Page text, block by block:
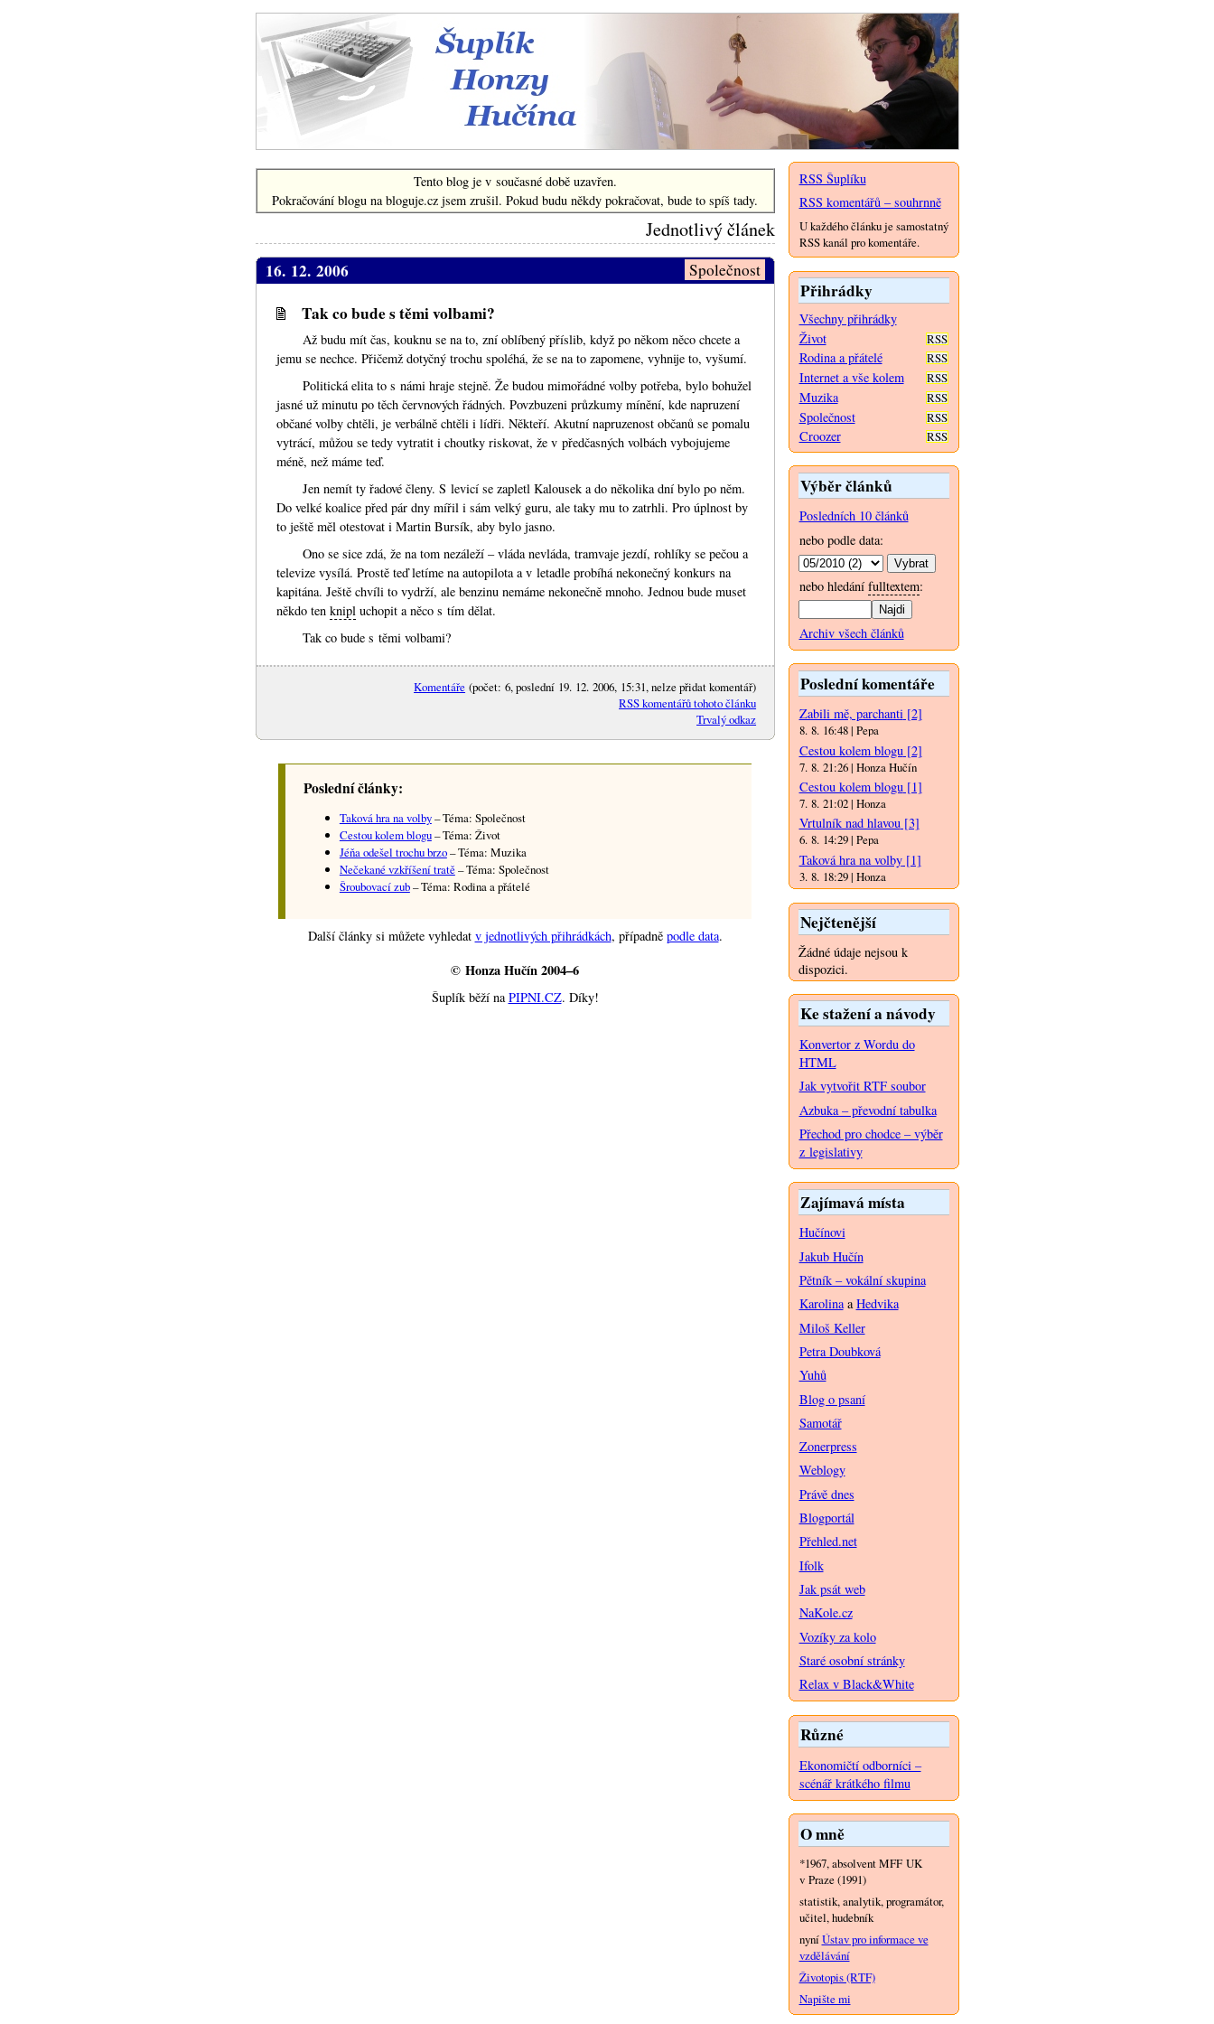
Šuplík Honzy Hučína
Tento blog je v současné době uzavřen.
Pokračování blogu na bloguje.cz jsem zrušil. Pokud budu někdy pokračovat, bude to spíš tady.
Jednotlivý článek
Společnost
16. 12. 2006
Tak co bude s těmi volbami?
Až budu mít čas, kouknu se na to, zní oblíbený příslib, když po někom něco chcete a
jemu se nechce. Přičemž dotyčný trochu spoléhá, že se na to zapomene, vyhnije to, vyšumí.
Politická elita to s námi hraje stejně. Že budou mimořádné volby potřeba, bylo bohužel
jasné už minutu po těch červnových řádných. Povzbuzeni průzkumy mínění, kde napruzení
občané volby chtěli, je verbálně chtěli i lídři. Někteří. Akutní napruzenost občanů se pomalu
vytrácí, můžou se tedy vytratit i choutky riskovat, že v předčasných volbách vybojujeme
méně, než máme teď.
Jen nemít ty řadové členy. S levicí se zapletl Kalousek a do několika dní bylo po něm.
Do velké koalice před pár dny mířil i sám velký guru, ale taky mu to zatrhli. Pro úplnost by
to ještě měl otestovat i Martin Bursík, aby bylo jasno.
Ono se sice zdá, že na tom nezáleží – vláda nevláda, tramvaje jezdí, rohlíky se pečou a
televize vysílá. Prostě teď letíme na autopilota a v letadle probíhá nekonečný konkurs na
kapitána. Ještě chvíli to vydrží, ale benzinu nemáme nekonečně mnoho. Jednou bude muset
někdo tenknipl uchopit a něco s tím dělat.
Tak co bude s těmi volbami?
Komentáře (počet: 6, poslední 19. 12. 2006, 15:31, nelze přidat komentář)
RSS komentářů tohoto článku
Trvalý odkaz
Poslední články:
Taková hra na volby– Téma: Společnost
Cestou kolem blogu– Téma: Život
Jéňa odešel trochu brzo– Téma: Muzika
Nečekané vzkříšení tratě– Téma: Společnost
Šroubovací zub– Téma: Rodina a přátelé
Další články si můžete vyhledat v jednotlivých přihrádkách, případně podle data.
© Honza Hučín 2004–6
Šuplík běží naPIPNI.CZ. Díky!
RSS Šuplíku
RSS komentářů – souhrnně
U každého článku je samostatný
RSS kanál pro komentáře.
Přihrádky
Všechny přihrádky
RSS
Život
RSS
Rodina a přátelé
RSS
Internet a vše kolem
RSS
Muzika
RSS
Společnost
RSS
Croozer
Výběr článků
Posledních 10 článků
nebo podle data:
nebo hledání fulltextem:
Archiv všech článků
Poslední komentáře
Zabili mě, parchanti[2]
8. 8. 16:48 | Pepa
Cestou kolem blogu[2]
7. 8. 21:26 | Honza Hučín
Cestou kolem blogu[1]
7. 8. 21:02 | Honza
Vrtulník nad hlavou[3]
6. 8. 14:29 | Pepa
Taková hra na volby[1]
3. 8. 18:29 | Honza
Nejčtenější
Žádné údaje nejsou k
dispozici.
Ke stažení a návody
Konvertor z Wordu do
HTML
Jak vytvořit RTF soubor
Azbuka – převodní tabulka
Přechod pro chodce – výběr
z legislativy
Zajímavá místa
Hučínovi
Jakub Hučín
Pětník – vokální skupina
KarolinaaHedvika
Miloš Keller
Petra Doubková
Yuhů
Blog o psaní
Samotář
Zonerpress
Weblogy
Právě dnes
Blogportál
Přehled.net
Ifolk
Jak psát web
NaKole.cz
Vozíky za kolo
Staré osobní stránky
Relax v Black&White
Různé
Ekonomičtí odborníci –
scénář krátkého filmu
O mně
*1967, absolvent MFF UK
v Praze (1991)
statistik, analytik, programátor,
učitel, hudebník
nyníÚstav pro informace ve
vzdělávání
Životopis (RTF)
Napište mi